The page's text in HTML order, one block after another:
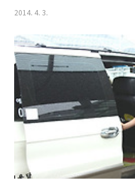
완성되었다. 1930년대 미국 대공황때
이 동서로 연결되고 루트 66의 명성은
다. 하지만 옛 루트 66을 따라 번성하
광상품으로 만들어 과거의 영광을 되
2014. 4. 3.